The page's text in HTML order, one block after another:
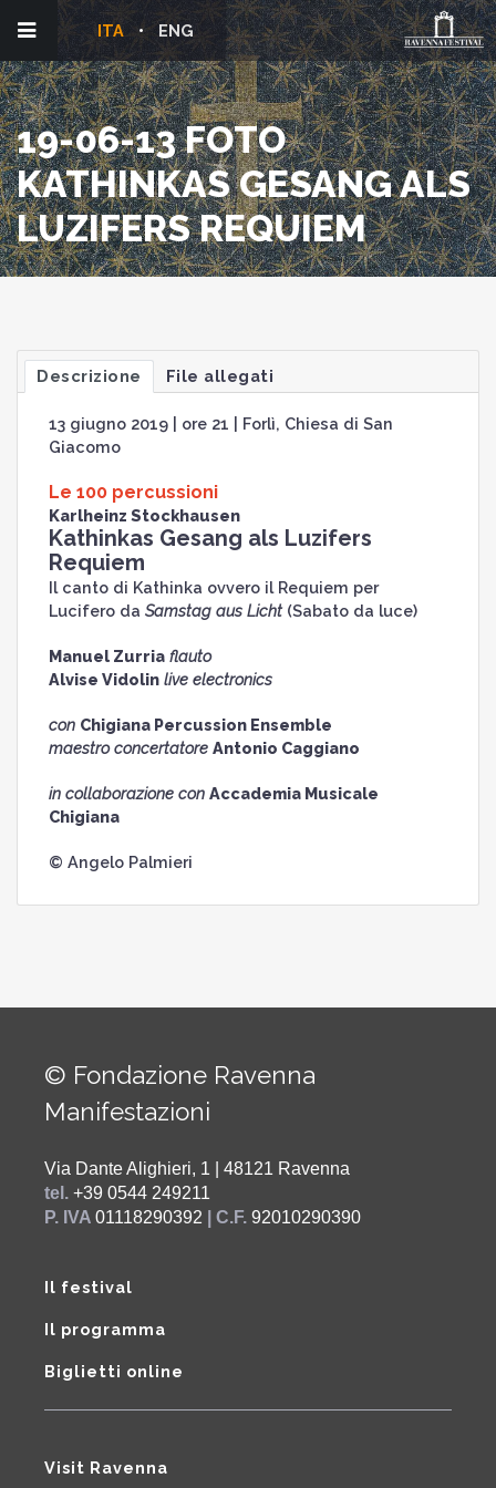
ENG
ITA
19-06-13 FOTO
KATHINKAS GESANG ALS
LUZIFERS REQUIEM
Descrizione File allegati
13 giugno 2019 | ore 21 | Forlì, Chiesa di San
Giacomo
Le 100 percussioni
Karlheinz Stockhausen
Kathinkas Gesang als Luzifers
Requiem
Il canto di Kathinka ovvero il Requiem per
Lucifero da Samstag aus Licht (Sabato da luce)
Manuel Zurria flauto
Alvise Vidolinlive electronics
con Chigiana Percussion Ensemble
maestro concertatore Antonio Caggiano
in collaborazione con Accademia Musicale
Chigiana
© Angelo Palmieri
© Fondazione Ravenna
Manifestazioni
Via Dante Alighieri, 1 | 48121 Ravenna
tel. +39 0544 249211
P. IVA 01118290392 | C.F. 92010290390
Il festival
Il programma
Biglietti online
Visit Ravenna